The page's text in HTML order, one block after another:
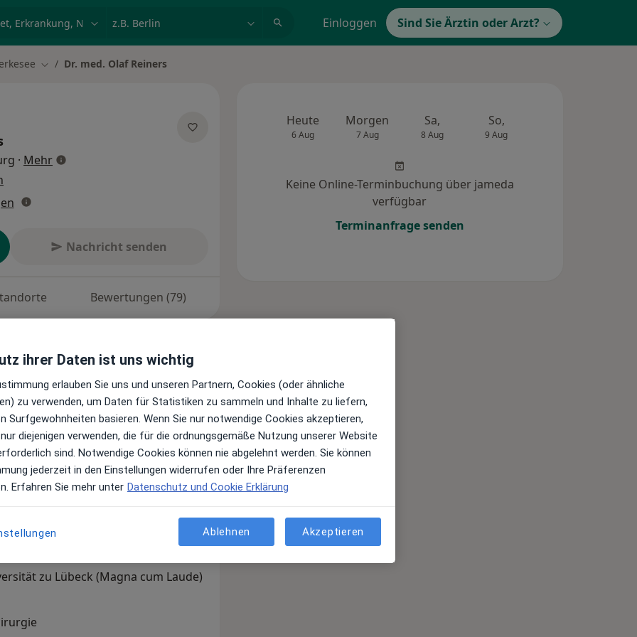
Einloggen Sind Sie Ärztin oder Arzt?
Stadt ändern
Dr. med. Olaf Reiners
· Mehrüber Spezialisierungen
Nachricht senden
Bewertungen (79)
und unser ambulantes OP
möchten. Auf den folgenden
mich spezialisiert habe und welche
nehmen können.
einen Termin vereinbaren? Mein
nehme ich mir Zeit für Ihre
Schleswig-Holstein
zu Lübeck (Magna cum Laude)
Heute
6 Aug
Morgen
7 Aug
Sa,
8 Aug
So,
9 Aug
Keine Online-Terminbuchung über jameda
verfügbar
Terminanfrage senden
ihrer Daten ist uns wichtig
erlauben Sie uns und unseren Partnern, Cookies (oder ähnliche
zu verwenden, um Daten für Statistiken zu sammeln und Inhalte zu liefern,
Surfgewohnheiten basieren. Wenn Sie nur notwendige Cookies akzeptieren,
diejenigen verwenden, die für die ordnungsgemäße Nutzung unserer Website
sind. Notwendige Cookies können nie abgelehnt werden. Sie können
jederzeit in den Einstellungen widerrufen oder Ihre Präferenzen
Erfahren Sie mehr unter Datenschutz und Cookie Erklärung
Ablehnen Akzeptieren